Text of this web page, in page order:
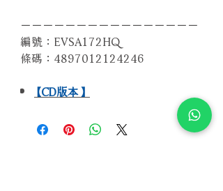
－－－－－－－－－－－－－－－－
編號：EVSA172HQ
條碼：4897012124246
【CD版本】